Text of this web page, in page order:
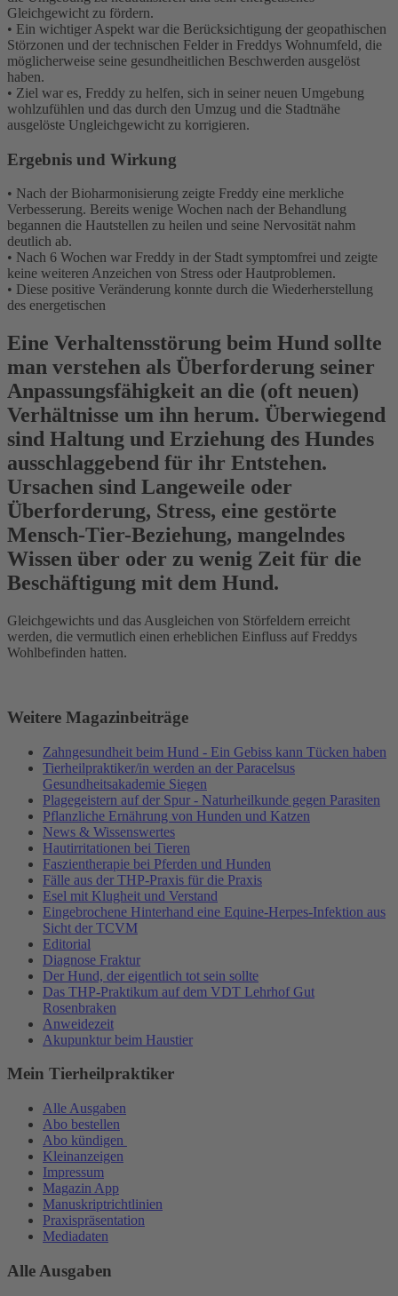
Gleichgewicht zu fördern.
• Ein wichtiger Aspekt war die Berücksichtigung der geopathischen
Störzonen und der technischen Felder in Freddys Wohnumfeld, die
möglicherweise seine gesundheitlichen Beschwerden ausgelöst
haben.
• Ziel war es, Freddy zu helfen, sich in seiner neuen Umgebung
wohlzufühlen und das durch den Umzug und die Stadtnähe
ausgelöste Ungleichgewicht zu korrigieren.
Ergebnis und Wirkung
• Nach der Bioharmonisierung zeigte Freddy eine merkliche
Verbesserung. Bereits wenige Wochen nach der Behandlung
begannen die Hautstellen zu heilen und seine Nervosität nahm
deutlich ab.
• Nach 6 Wochen war Freddy in der Stadt symptomfrei und zeigte
keine weiteren Anzeichen von Stress oder Hautproblemen.
• Diese positive Veränderung konnte durch die Wiederherstellung
des energetischen
Eine Verhaltensstörung beim Hund sollte
man verstehen als Überforderung seiner
Anpassungsfähigkeit an die (oft neuen)
Verhältnisse um ihn herum. Überwiegend
sind Haltung und Erziehung des Hundes
ausschlaggebend für ihr Entstehen.
Ursachen sind Langeweile oder
Überforderung, Stress, eine gestörte
Mensch-Tier-Beziehung, mangelndes
Wissen über oder zu wenig Zeit für die
Beschäftigung mit dem Hund.
Gleichgewichts und das Ausgleichen von Störfeldern erreicht
werden, die vermutlich einen erheblichen Einfluss auf Freddys
Wohlbefinden hatten.
Weitere Magazinbeiträge
Zahngesundheit beim Hund - Ein Gebiss kann Tücken haben
Tierheilpraktiker/in werden an der Paracelsus
Gesundheitsakademie Siegen
Plagegeistern auf der Spur - Naturheilkunde gegen Parasiten
Pflanzliche Ernährung von Hunden und Katzen
News & Wissenswertes
Hautirritationen bei Tieren
Faszientherapie bei Pferden und Hunden
Fälle aus der THP-Praxis für die Praxis
Esel mit Klugheit und Verstand
Eingebrochene Hinterhand eine Equine-Herpes-Infektion aus
Sicht der TCVM
Editorial
Diagnose Fraktur
Der Hund, der eigentlich tot sein sollte
Das THP-Praktikum auf dem VDT Lehrhof Gut
Rosenbraken
Anweidezeit
Akupunktur beim Haustier
Mein Tierheilpraktiker
Alle Ausgaben
Abo bestellen
Abo kündigen
Kleinanzeigen
Impressum
Magazin App
Manuskriptrichtlinien
Praxispräsentation
Mediadaten
Alle Ausgaben